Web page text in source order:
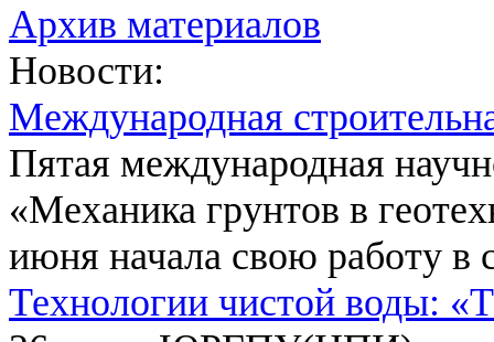
Архив материалов
Новости:
Международная
Пятая международная
«Механика грунтов в
июня начала свою работу в
Технологии чистой воды: